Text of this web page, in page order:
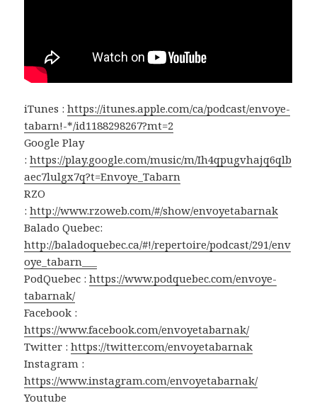
iTunes :https://itunes.apple.com/ca/podcast/envoye-
tabarn!-*/id1188298267?mt=2
Google Play
:https://play.google.com/music/m/Ih4qpugvhajq6qlb
aec7lulgx7q?t=Envoye_Tabarn
RZO
:http://www.rzoweb.com/#/show/envoyetabarnak
Balado Quebec:
http://baladoquebec.ca/#!/repertoire/podcast/291/env
oye_tabarn___
PodQuebec :https://www.podquebec.com/envoye-
tabarnak/
Facebook :
https://www.facebook.com/envoyetabarnak/
Twitter :https://twitter.com/envoyetabarnak
Instagram :
https://www.instagram.com/envoyetabarnak/
Youtube